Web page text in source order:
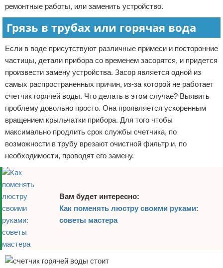
ремонтные работы, или заменить устройство.
Грязь в трубах или горячая вода
Если в воде присутствуют различные примеси и посторонние
частицы, детали прибора со временем засорятся, и придется
произвести замену устройства. Засор является одной из
самых распространенных причин, из-за которой не работает
счетчик горячей воды. Что делать в этом случае? Выявить
проблему довольно просто. Она проявляется ускоренным
вращением крыльчатки прибора. Для того чтобы
максимально продлить срок службы счетчика, по
возможности в трубу врезают очистной фильтр и, по
необходимости, проводят его замену.
Вам будет интересно:
Как поменять люстру своими руками:
советы мастера